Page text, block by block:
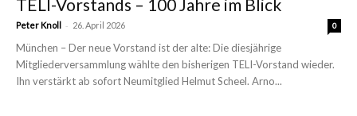
TELI-Vorstands – 100 Jahre im Blick
Peter Knoll - 26. April 2026 0
München – Der neue Vorstand ist der alte: Die diesjährige
Mitgliederversammlung wählte den bisherigen TELI-Vorstand wieder.
Ihn verstärkt ab sofort Neumitglied Helmut Scheel. Arno...